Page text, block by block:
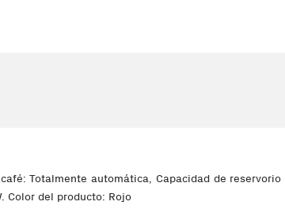
Totalmente automática, Capacidad de
Color del producto: Rojo